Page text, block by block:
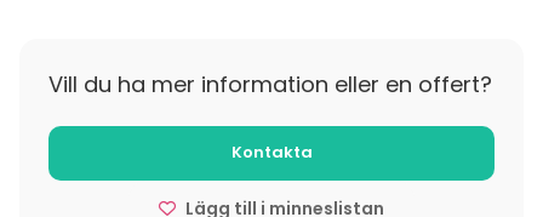
PYYDÄ TARJOUS!
Vill du ha mer information eller en offert?
Kontakta
Lägg till i minneslistan